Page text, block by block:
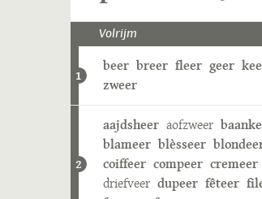
Volrijm
1
beer breer fleer geer
zweer
2
aajdsheer aofzweer
blameer blèsseer
coiffeer compeer cremeer
driefveer dupeer fêteer